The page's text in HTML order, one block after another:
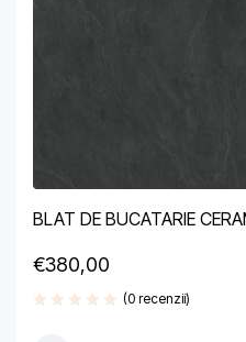
BLAT DE BUCATARIE
€380,00
(0 recenzii)